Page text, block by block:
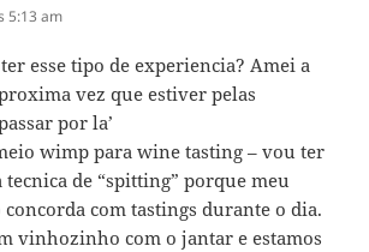
5:13 am
esse tipo de experiencia? Amei a
vez que estiver pelas
por la’
wimp para wine tasting – vou ter
de “spitting” porque meu
com tastings durante o dia.
vinhozinho com o jantar e estamos